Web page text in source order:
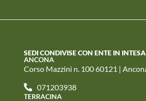
SEDI CONDIVISE CON ENTE IN
ANCONA
Corso Mazzini n. 100 60121 |
071203938
TERRACINA